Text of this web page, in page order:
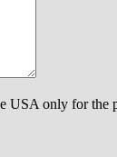
USA only for the